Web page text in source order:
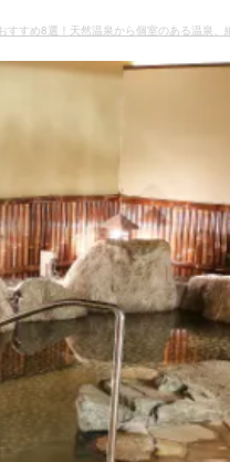
すすめ8選！天然温泉から個室のある温泉、